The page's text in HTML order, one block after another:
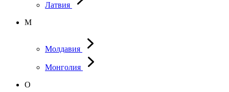
Латвия
М
Молдавия
Монголия
О